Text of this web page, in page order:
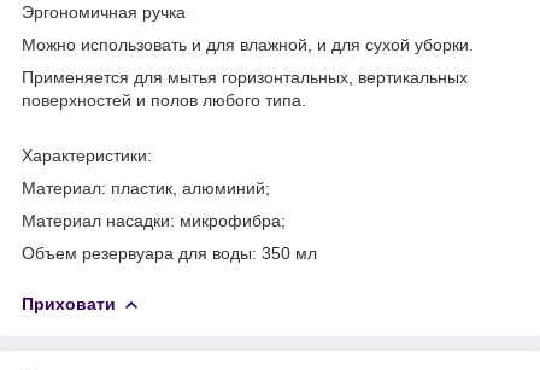
Эргономичная ручка
Можно использовать и для влажной, и для сухой уборки.
Применяется для мытья горизонтальных, вертикальных
поверхностей и полов любого типа.
Характеристики:
Материал: пластик, алюминий;
Материал насадки: микрофибра;
Объем резервуара для воды: 350 мл
Приховати